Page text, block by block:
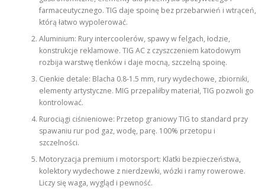
farmaceutycznego. TIG daje spoinę bez przebarwień i wtrąceń,
którą łatwo wypolerować.
Aluminium: Rury intercoolerów, spawy w felgach, łodzie,
konstrukcje reklamowe. TIG AC z czyszczeniem katodowym
rozbija warstwę tlenków i daje mocną, szczelną spoinę.
Cienkie detale: Blacha 0.8-1.5 mm, rury wydechowe, zbiorniki,
elementy artystyczne. MIG przepaliłby materiał, TIG pozwoli go
kontrolować.
Rurociągi ciśnieniowe: Przetop graniowy TIG to standard przy
spawaniu rur pod gaz, wodę, parę. 100% przetopu i
szczelności.
Motoryzacja premium i motorsport: Klatki bezpieczeństwa,
kolektory wydechowe z nierdzewki, wózki i ramy rowerowe.
Liczy się waga, wygląd i pewność.